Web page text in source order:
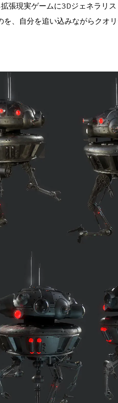
張現実ゲームに3Dジェネラリ
、自分を追い込みながらクオ